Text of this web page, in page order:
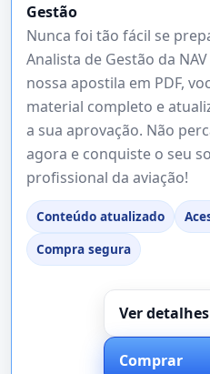
Gestão
Nunca foi tão fácil se
Analista de Gestão da
nossa apostila em PDF,
material completo e
a sua aprovação. Não
agora e conquiste o seu
profissional da aviação!
Conteúdo atualizado
Compra segura
Ver detalhes
Comprar